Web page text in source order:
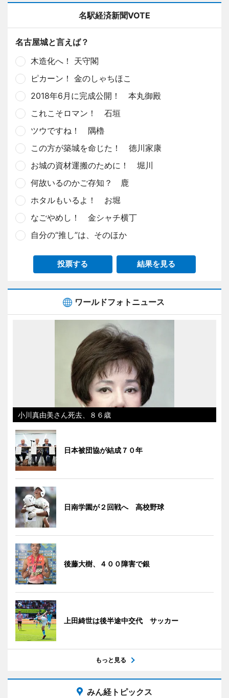
名駅経済新聞VOTE
名古屋城と言えば？
木造化へ！ 天守閣
ピカーン！ 金のしゃちほこ
2018年6月に完成公開！ 本丸御殿
これこそロマン！ 石垣
ツウですね！ 隅櫓
この方が築城を命じた！ 徳川家康
お城の資材運搬のために！ 堀川
何故いるのかご存知？ 鹿
ホタルもいるよ！ お堀
なごやめし！ 金シャチ横丁
自分の“推し”は、そのほか
投票する 結果を見る
ワールドフォトニュース
小川真由美さん死去、８６歳
日本被団協が結成７０年
日南学園が２回戦へ 高校野球
後藤大樹、４００障害で銀
上田綺世は後半途中交代 サッカー
もっと見る
みん経トピックス